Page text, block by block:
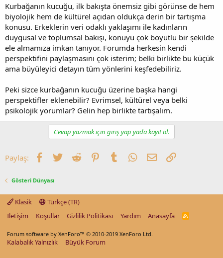
Kurbağanın kucuğu, ilk bakışta önemsiz gibi görünse de hem
biyolojik hem de kültürel açıdan oldukça derin bir tartışma
konusu. Erkeklerin veri odaklı yaklaşımı ile kadınların
duygusal ve toplumsal bakışı, konuyu çok boyutlu bir şekilde
ele almamıza imkan tanıyor. Forumda herkesin kendi
perspektifini paylaşmasını çok isterim; belki birlikte bu küçük
ama büyüleyici detayın tüm yönlerini keşfedebiliriz.
Peki sizce kurbağanın kucuğu üzerine başka hangi
perspektifler eklenebilir? Evrimsel, kültürel veya belki
psikolojik yorumlar? Gelin hep birlikte tartışalım.
Cevap yazmak için giriş yap yada kayıt ol.
Paylaş: Facebook
TwitterReddit PinterestTumblrWhatsApp
E-postaLink
Gösteri Dünyası
Klasik
Türkçe (TR)
İletişim
Koşullar Gizlilik Politikası Yardım Anasayfa
R
Forum software by XenForo™ © 2010-2019 XenForo Ltd.
Kalabalık Yalnızlık Büyük Forum